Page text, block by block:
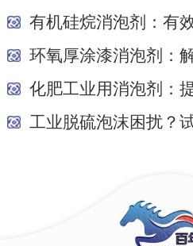
有机硅烷消泡剂：有
工业脱硫泡沫困扰？